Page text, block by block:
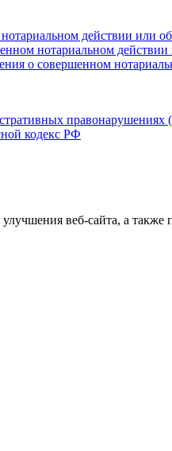
действии или
нотариальном
о совершенном
кодекс РФ
веб-сайта, а